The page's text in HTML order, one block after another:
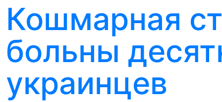
Кошмарная
больны
украинцев